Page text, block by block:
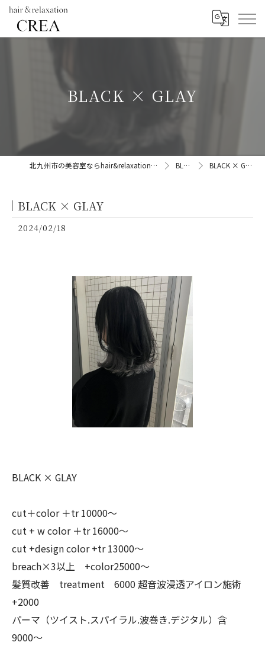
BLACK × GLAY
北九州市の美容室ならhair&relaxation CREA BLOG BLACK × GLAY
BLACK × GLAY
2024/02/18
BLACK × GLAY
cut＋color ＋tr 10000〜
cut + w color ＋tr 16000〜
cut +design color +tr 13000〜
breach×3以上 +color25000〜
髪質改善 treatment 6000 超音波浸透アイロン施術
+2000
パーマ（ツイスト.スパイラル.波巻き.デジタル）含
9000〜